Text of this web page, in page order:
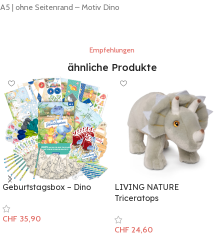
A5 | ohne Seitenrand – Motiv Dino
Empfehlungen
ähnliche Produkte
Geburtstagsbox – Dino
CHF 35,90
LIVING NATURE
Triceratops
CHF 24,60